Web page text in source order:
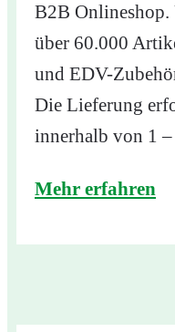
B2B Onlineshop.
über 60.000
und EDV-
Die Lieferung
innerhalb von 1
Mehr erfahren